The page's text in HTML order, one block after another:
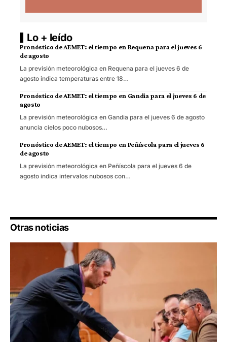
Lo + leído
Pronóstico de AEMET: el tiempo en Requena para el jueves 6
de agosto
La previsión meteorológica en Requena para el jueves 6 de
agosto indica temperaturas entre 18…
Pronóstico de AEMET: el tiempo en Gandia para el jueves 6 de
agosto
La previsión meteorológica en Gandia para el jueves 6 de agosto
anuncia cielos poco nubosos…
Pronóstico de AEMET: el tiempo en Peñíscola para el jueves 6
de agosto
La previsión meteorológica en Peñíscola para el jueves 6 de
agosto indica intervalos nubosos con…
Otras noticias